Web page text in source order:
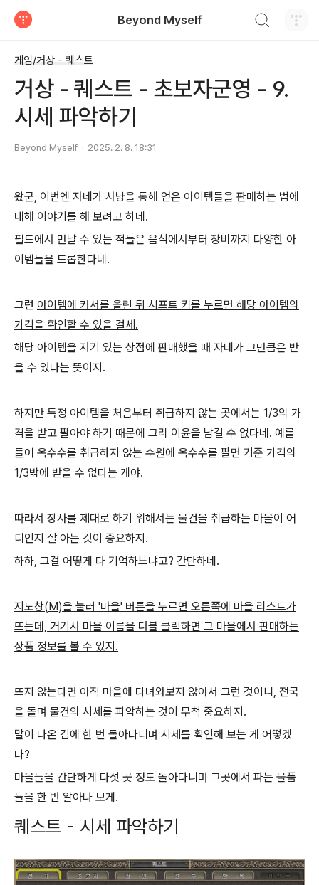
Beyond Myself
게임/거상 - 퀘스트
거상 - 퀘스트 - 초보자군영 - 9.
시세 파악하기
Beyond Myself 2025. 2. 8. 18:31
왔군, 이번엔 자네가 사냥을 통해 얻은 아이템들을 판매하는 법에
대해 이야기를 해 보려고 하네.
필드에서 만날 수 있는 적들은 음식에서부터 장비까지 다양한 아
이템들을 드롭한다네.
그런 아이템에 커서를 올린 뒤 시프트 키를 누르면 해당 아이템의
가격을 확인할 수 있을 걸세.
해당 아이템을 저기 있는 상점에 판매했을 때 자네가 그만큼은 받
을 수 있다는 뜻이지.
하지만 특정 아이템을 처음부터 취급하지 않는 곳에서는 1/3의 가
격을 받고 팔아야 하기 때문에 그리 이윤을 남길 수 없다네 . 예를
들어 옥수수를 취급하지 않는 수원에 옥수수를 팔면 기준 가격의
1/3밖에 받을 수 없다는 게야.
따라서 장사를 제대로 하기 위해서는 물건을 취급하는 마을이 어
디인지 잘 아는 것이 중요하지.
하하, 그걸 어떻게 다 기억하느냐고? 간단하네.
지도창(M)을 눌러 '마을' 버튼을 누르면 오른쪽에 마을 리스트가
뜨는데, 거기서 마을 이름을 더블 클릭하면 그 마을에서 판매하는
상품 정보를 볼 수 있지.
뜨지 않는다면 아직 마을에 다녀와보지 않아서 그런 것이니, 전국
을 돌며 물건의 시세를 파악하는 것이 무척 중요하지.
말이 나온 김에 한 번 돌아다니며 시세를 확인해 보는 게 어떻겠
나?
마을들을 간단하게 다섯 곳 정도 돌아다니며 그곳에서 파는 물품
들을 한 번 알아나 보게.
퀘스트 - 시세 파악하기